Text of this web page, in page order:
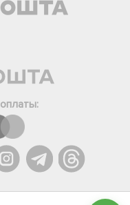
Телеграм
Вайбер
Онлайн чат